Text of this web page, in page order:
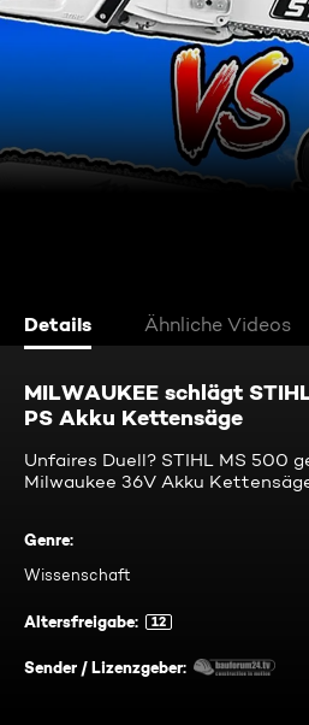
Details Ähnliche Videos
MILWAUKEE schlägt
PS Akku Kettensäge
Unfaires Duell? STIHL MS 500
Milwaukee 36V Akku
Genre:
Wissenschaft
Altersfreigabe: 12
Sender / Lizenzgeber: